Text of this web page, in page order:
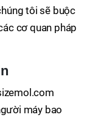
tôi sẽ buộc
cơ quan pháp
máy bao